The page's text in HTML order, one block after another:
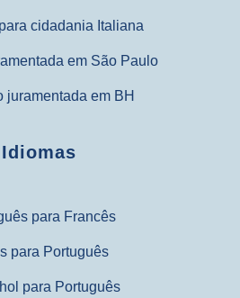
cidadania Italiana
em São Paulo
juramentada em BH
Idiomas
para Francês
para Português
para Português